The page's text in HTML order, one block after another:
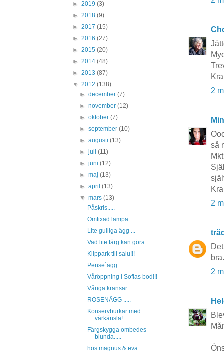
2
så
2
2
► 2019 (3)
► 2018 (9)
► 2017 (15)
► 2016 (27)
► 2015 (20)
► 2014 (48)
► 2013 (87)
▼ 2012 (138)
►december(7)
►november(12)
►oktober(7)
►september(10)
►augusti(13)
►juli(11)
►juni(12)
►maj(13)
►april(13)
▼mars(13)
Påskris.....
Omfixad lampa.....
Lite gulliga ägg ...
Vad lite färg kan göra .....
Klippark till salu!!!
Pense´ägg ....
Våröppning i Sofias bod!!!
Våriga kransar.....
ROSENÄGG .....
Konservburkar med
vårkänsla!
Färgskygga ombedes
blunda.....
hos magnus & eva .....